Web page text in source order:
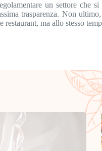
un settore che
trasparenza. Non
ma allo stesso